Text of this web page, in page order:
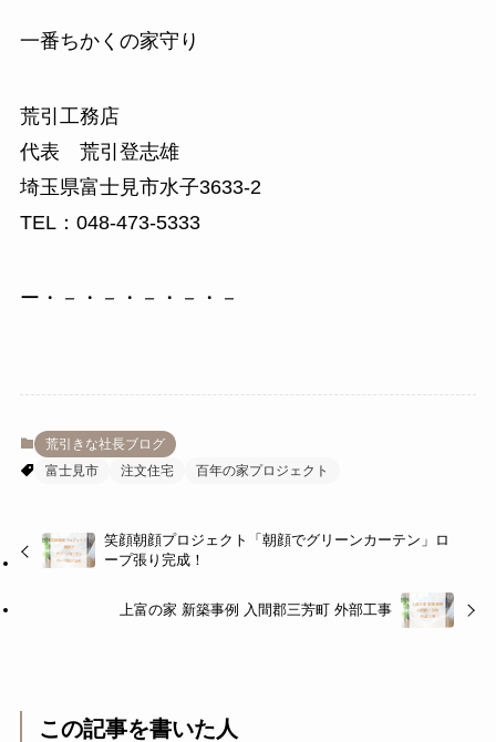
一番ちかくの家守り
荒引工務店
代表 荒引登志雄
埼玉県富士見市水子3633-2
TEL：048-473-5333
ー・－・－・－・－・－
荒引きな社長ブログ
富士見市
注文住宅 百年の家プロジェクト
笑顔朝顔プロジェクト「朝顔でグリーンカーテン」ロ
ープ張り完成！
上富の家 新築事例 入間郡三芳町 外部工事
この記事を書いた人